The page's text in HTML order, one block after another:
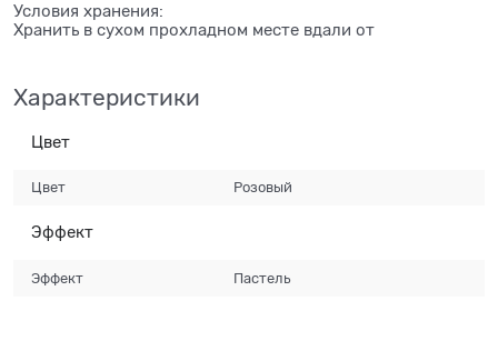
Условия хранения:
Хранить в сухом прохладном месте вдали от
Характеристики
Цвет
Цвет Розовый
Эффект
Эффект Пастель